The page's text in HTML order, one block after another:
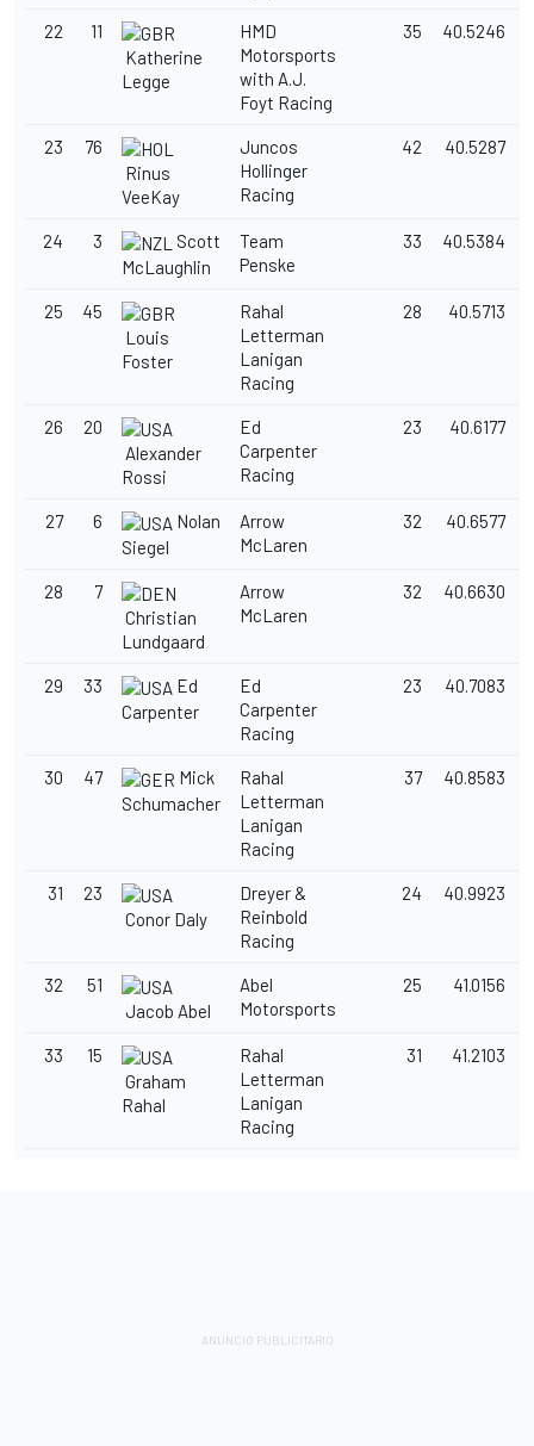
22
11
Katherine
Legge
HMD
Motorsports
with A.J.
Foyt Racing
35 40.5246
23
76
Rinus
VeeKay
Juncos
Hollinger
Racing
42 40.5287
24 3
Scott
McLaughlin
Team
Penske
33 40.5384
25
45
Louis
Foster
Rahal
Letterman
Lanigan
Racing
28 40.5713
26
20
Alexander
Rossi
Ed
Carpenter
Racing
23 40.6177
27 6
Nolan
Siegel
Arrow
McLaren
32 40.6577
28
7
Christian
Lundgaard
Arrow
McLaren
32 40.6630
29 33
Ed
Carpenter
Ed
Carpenter
Racing
23 40.7083
30 47
Mick
Schumacher
Rahal
Letterman
Lanigan
Racing
37 40.8583
31
23
Conor Daly
Dreyer &
Reinbold
Racing
24 40.9923
32
51
Jacob Abel
Abel
Motorsports
25 41.0156
33
15
Graham
Rahal
Rahal
Letterman
Lanigan
Racing
31 41.2103